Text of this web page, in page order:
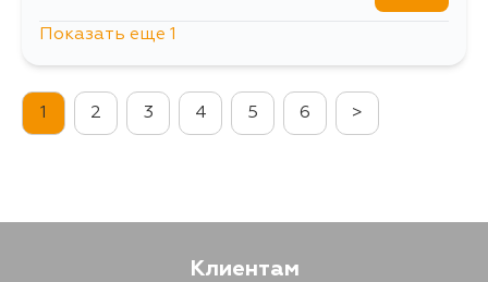
Показать еще 1
1 2 3 4 5 6 >
Клиентам